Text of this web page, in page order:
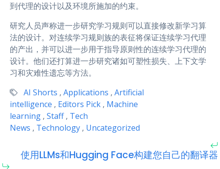
到代理的设计以及环境所施加的约束。
研究人员声称进一步研究学习规则可以直接修改新学习算
法的设计。对连续学习规则族的表征将保证连续学习代理
的产出，并可以进一步用于指导原则性的连续学习代理的
设计。他们还打算进一步研究诸如可塑性损失、上下文学
习和灾难性遗忘等方法。
AI Shorts , Applications , Artificial
intelligence , Editors Pick , Machine
learning , Staff , Tech
News , Technology , Uncategorized
使用LLMs和Hugging Face构建您自己的翻译器